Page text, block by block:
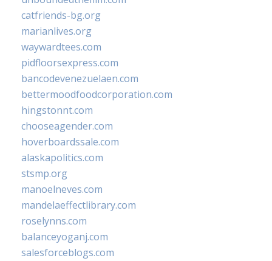
catfriends-bg.org
marianlives.org
waywardtees.com
pidfloorsexpress.com
bancodevenezuelaen.com
bettermoodfoodcorporation.com
hingstonnt.com
chooseagender.com
hoverboardssale.com
alaskapolitics.com
stsmp.org
manoelneves.com
mandelaeffectlibrary.com
roselynns.com
balanceyoganj.com
salesforceblogs.com